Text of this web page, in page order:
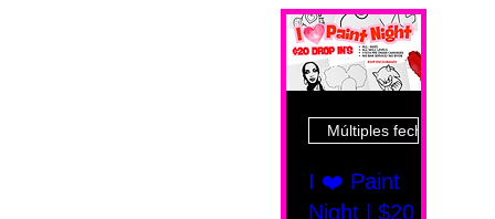
Múltiples fechas
I ❤️ Paint
Night | $20